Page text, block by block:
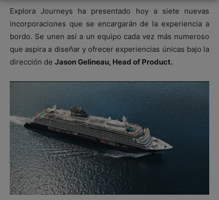
Explora Journeys ha presentado hoy a siete nuevas
incorporaciones que se encargarán de la experiencia a
bordo. Se unen así a un equipo cada vez más numeroso
que aspira a diseñar y ofrecer experiencias únicas bajo la
dirección de Jason Gelineau, Head of Product.